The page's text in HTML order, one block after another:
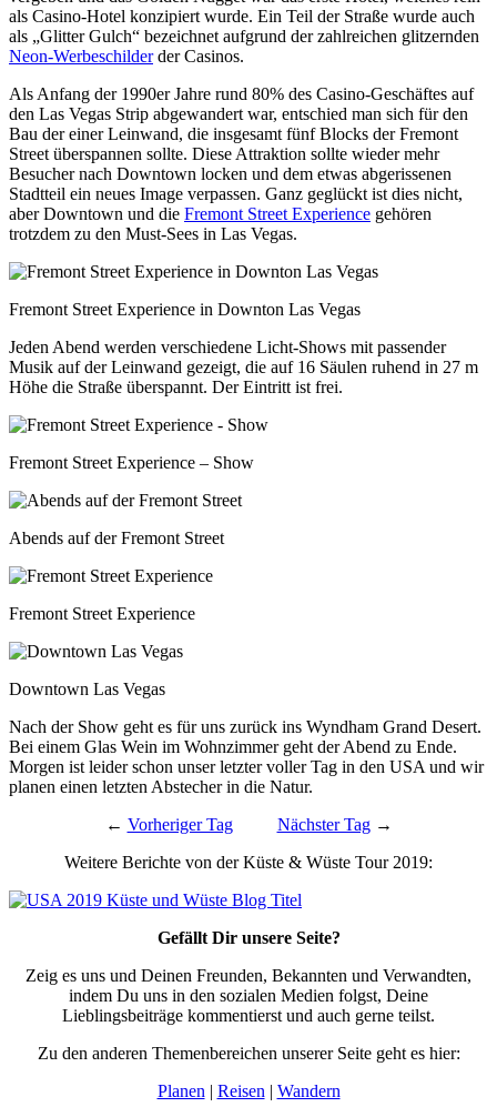
als Casino-Hotel konzipiert wurde. Ein Teil der Straße wurde auch
als „Glitter Gulch“ bezeichnet aufgrund der zahlreichen glitzernden
Neon-Werbeschilderder Casinos.
Als Anfang der 1990er Jahre rund 80% des Casino-Geschäftes auf
den Las Vegas Strip abgewandert war, entschied man sich für den
Bau der einer Leinwand, die insgesamt fünf Blocks der Fremont
Street überspannen sollte. Diese Attraktion sollte wieder mehr
Besucher nach Downtown locken und dem etwas abgerissenen
Stadtteil ein neues Image verpassen. Ganz geglückt ist dies nicht,
aber Downtown und die Fremont Street Experience gehören
trotzdem zu den Must-Sees in Las Vegas.
Fremont Street Experience in Downton Las Vegas
Jeden Abend werden verschiedene Licht-Shows mit passender
Musik auf der Leinwand gezeigt, die auf 16 Säulen ruhend in 27 m
Höhe die Straße überspannt. Der Eintritt ist frei.
Fremont Street Experience – Show
Abends auf der Fremont Street
Fremont Street Experience
Downtown Las Vegas
Nach der Show geht es für uns zurück ins Wyndham Grand Desert.
Bei einem Glas Wein im Wohnzimmer geht der Abend zu Ende.
Morgen ist leider schon unser letzter voller Tag in den USA und wir
planen einen letzten Abstecher in die Natur.
← Vorheriger Tag Nächster Tag→
Weitere Berichte von der Küste & Wüste Tour 2019:
Gefällt Dir unsere Seite?
Zeig es uns und Deinen Freunden, Bekannten und Verwandten,
indem Du uns in den sozialen Medien folgst, Deine
Lieblingsbeiträge kommentierst und auch gerne teilst.
Zu den anderen Themenbereichen unserer Seite geht es hier:
Planen | Reisen | Wandern